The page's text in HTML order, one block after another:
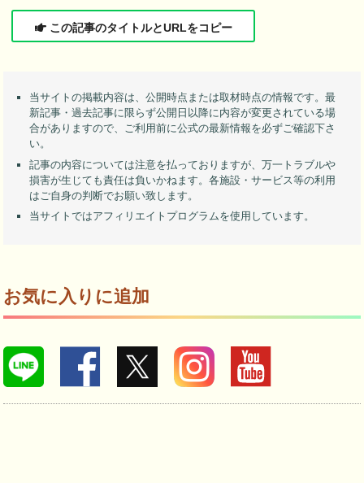
この記事のタイトルとURLをコピー
当サイトの掲載内容は、公開時点または取材時点の情報です。最
新記事・過去記事に限らず公開日以降に内容が変更されている場
合がありますので、ご利用前に公式の最新情報を必ずご確認下さ
い。
記事の内容については注意を払っておりますが、万一トラブルや
損害が生じても責任は負いかねます。各施設・サービス等の利用
はご自身の判断でお願い致します。
当サイトではアフィリエイトプログラムを使用しています。
お気に入りに追加